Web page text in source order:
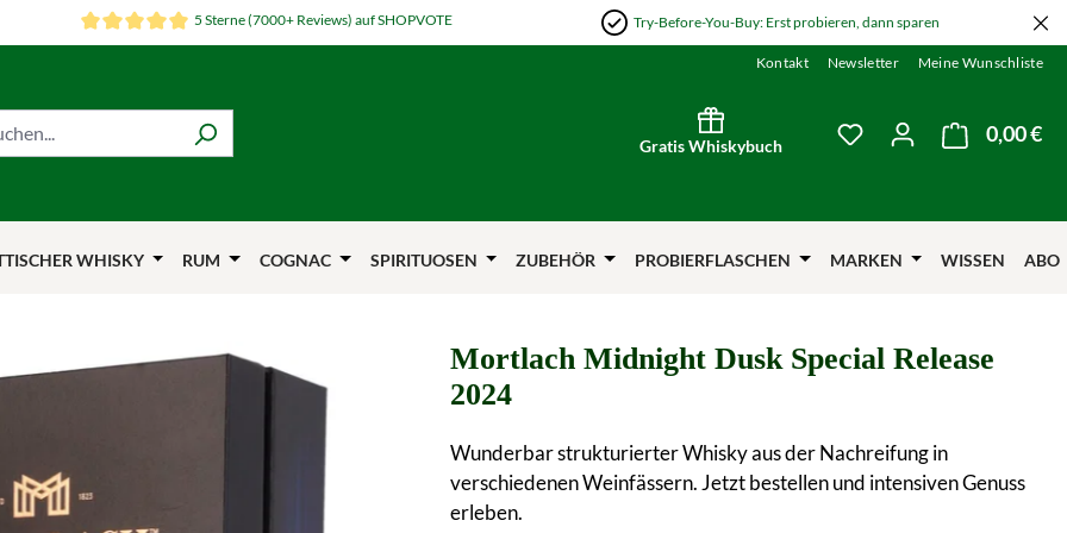
5 Sterne (7000+ Reviews) auf SHOPVOTE Try-Before-You-Buy: Erst probieren, dann sparen
Kontakt Newsletter Meine Wunschliste
Gratis Whiskybuch
Du hast 0 Produkte
0,00 €
WHISKY RUM COGNAC SPIRITUOSEN ZUBEHÖR PROBIERFLASCHEN MARKEN WISSEN ABO
Mortlach Midnight Dusk Special Release
2024
Wunderbar strukturierter Whisky aus der Nachreifung in
verschiedenen Weinfässern. Jetzt bestellen und intensiven Genuss
erleben.